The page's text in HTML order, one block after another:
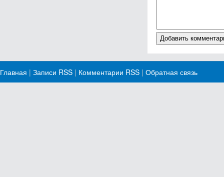
Главная | Записи RSS | Комментарии RSS | Обратная связь